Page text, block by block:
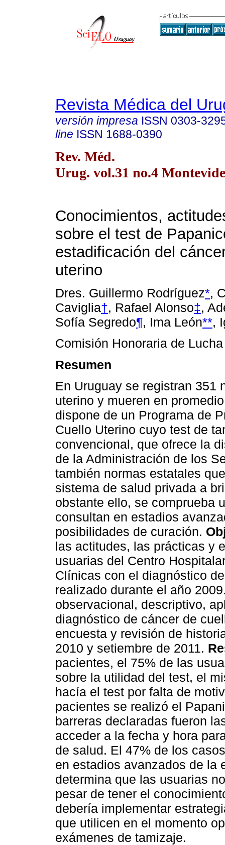
Revista Médica del
versión impresa ISSN 0303-
line ISSN 1688-0390
Rev. Méd.
Urug. vol.31 no.4
Conocimientos,
sobre el test de
estadificación del
uterino
Dres. Guillermo Rodríguez*,
Caviglia†, Rafael Alonso‡,
Sofía Segredo¶, Ima León**,
Comisión Honoraria de
Resumen
En Uruguay se registran 351
uterino y mueren en
dispone de un Programa de
Cuello Uterino cuyo test de
convencional, que ofrece la
de la Administración de los
también normas estatales
sistema de salud privada a
obstante ello, se comprueba
consultan en estadios
posibilidades de curación.
las actitudes, las prácticas y
usuarias del Centro
Clínicas con el diagnóstico
realizado durante el año
observacional, descriptivo,
diagnóstico de cáncer de
encuesta y revisión de
2010 y setiembre de 2011.
pacientes, el 75% de las
sobre la utilidad del test, el
hacía el test por falta de
pacientes se realizó el
barreras declaradas fueron
acceder a la fecha y hora
de salud. El 47% de los
en estadios avanzados de la
determina que las usuarias
pesar de tener el
debería implementar
que utilicen en el momento
exámenes de tamizaje.